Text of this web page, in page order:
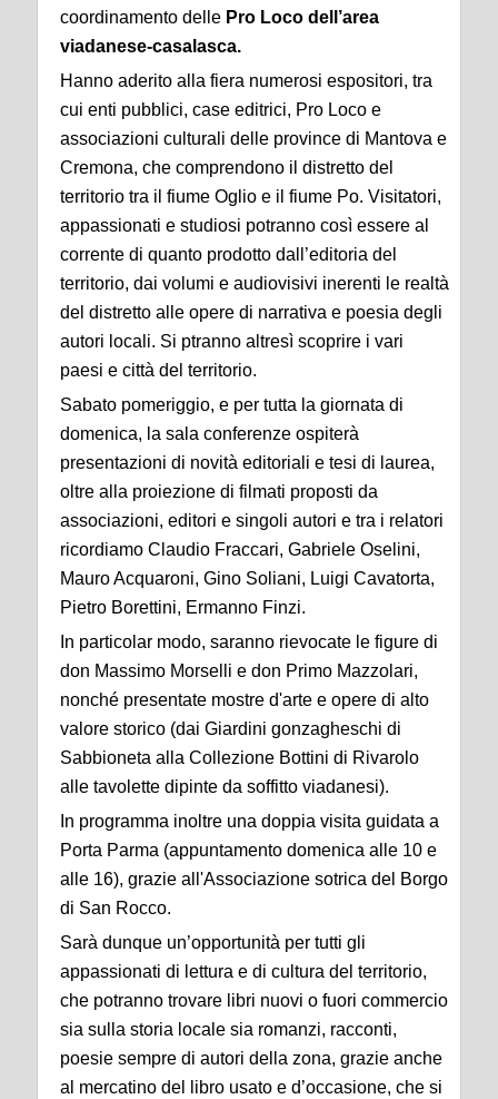
coordinamento delle Pro Loco dell’area
viadanese-casalasca.
Hanno aderito alla fiera numerosi espositori, tra
cui enti pubblici, case editrici, Pro Loco e
associazioni culturali delle province di Mantova e
Cremona, che comprendono il distretto del
territorio tra il fiume Oglio e il fiume Po. Visitatori,
appassionati e studiosi potranno così essere al
corrente di quanto prodotto dall’editoria del
territorio, dai volumi e audiovisivi inerenti le realtà
del distretto alle opere di narrativa e poesia degli
autori locali. Si ptranno altresì scoprire i vari
paesi e città del territorio.
Sabato pomeriggio, e per tutta la giornata di
domenica, la sala conferenze ospiterà
presentazioni di novità editoriali e tesi di laurea,
oltre alla proiezione di filmati proposti da
associazioni, editori e singoli autori e tra i relatori
ricordiamo Claudio Fraccari, Gabriele Oselini,
Mauro Acquaroni, Gino Soliani, Luigi Cavatorta,
Pietro Borettini, Ermanno Finzi.
In particolar modo, saranno rievocate le figure di
don Massimo Morselli e don Primo Mazzolari,
nonché presentate mostre d'arte e opere di alto
valore storico (dai Giardini gonzagheschi di
Sabbioneta alla Collezione Bottini di Rivarolo
alle tavolette dipinte da soffitto viadanesi).
In programma inoltre una doppia visita guidata a
Porta Parma (appuntamento domenica alle 10 e
alle 16), grazie all'Associazione sotrica del Borgo
di San Rocco.
Sarà dunque un’opportunità per tutti gli
appassionati di lettura e di cultura del territorio,
che potranno trovare libri nuovi o fuori commercio
sia sulla storia locale sia romanzi, racconti,
poesie sempre di autori della zona, grazie anche
al mercatino del libro usato e d’occasione, che si